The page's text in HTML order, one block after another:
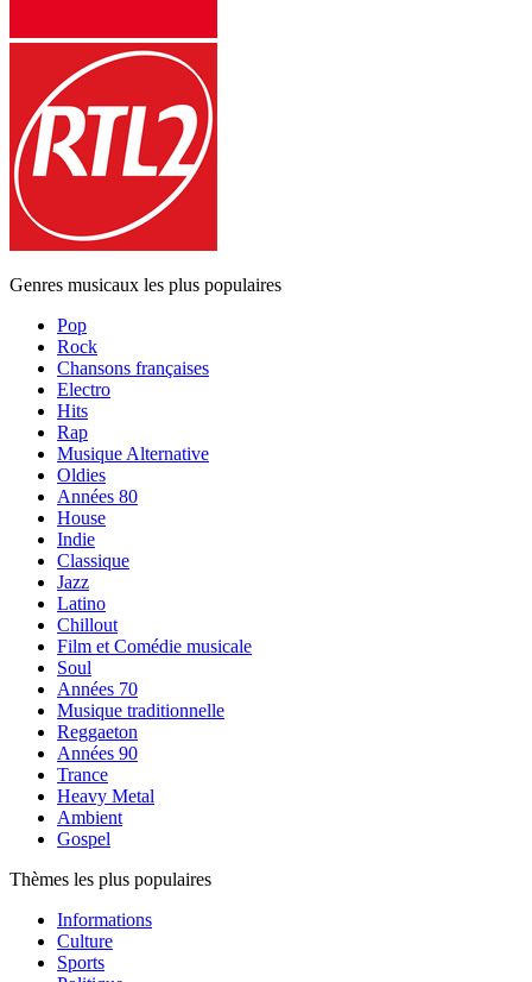
Genres musicaux les plus populaires
Pop
Rock
Chansons françaises
Electro
Hits
Rap
Musique Alternative
Oldies
Années 80
House
Indie
Classique
Jazz
Latino
Chillout
Film et Comédie musicale
Soul
Années 70
Musique traditionnelle
Reggaeton
Années 90
Trance
Heavy Metal
Ambient
Gospel
Thèmes les plus populaires
Informations
Culture
Sports